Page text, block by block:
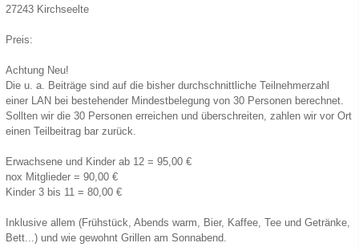
27243 Kirchseelte
Preis:
Achtung Neu!
Die u. a. Beiträge sind auf die bisher durchschnittliche Teilnehmerzahl
einer LAN bei bestehender Mindestbelegung von 30 Personen berechnet.
Sollten wir die 30 Personen erreichen und überschreiten, zahlen wir vor Ort
einen Teilbeitrag bar zurück.
Erwachsene und Kinder ab 12 = 95,00 €
nox Mitglieder = 90,00 €
Kinder 3 bis 11 = 80,00 €
Inklusive allem (Frühstück, Abends warm, Bier, Kaffee, Tee und Getränke,
Bett...) und wie gewohnt Grillen am Sonnabend.